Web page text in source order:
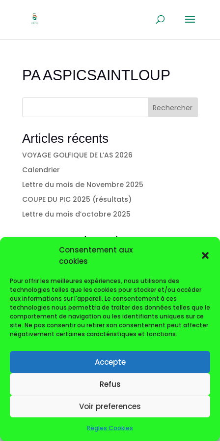
Consentement aux
cookies
Pour offrir les meilleures expériences, nous utilisons des
technologies telles que les cookies pour stocker et/ou accéder
aux informations sur l'appareil. Le consentement à ces
technologies nous permettra de traiter des données telles que le
comportement de navigation ou les identifiants uniques sur ce
site. Ne pas consentir ou retirer son consentement peut affecter
négativement certaines caractéristiques et fonctions.
Accepte
Refus
Voir preferences
Règles Cookies
PA ASPICSAINTLOUP
Rechercher
Articles récents
VOYAGE GOLFIQUE DE L’AS 2026
Calendrier
Lettre du mois de Novembre 2025
COUPE DU PIC 2025 (résultats)
Lettre du mois d’octobre 2025
Commentaires récents
Aucun commentaire à afficher.
© AS Club du PIC ST-LOUP (2022-2026)